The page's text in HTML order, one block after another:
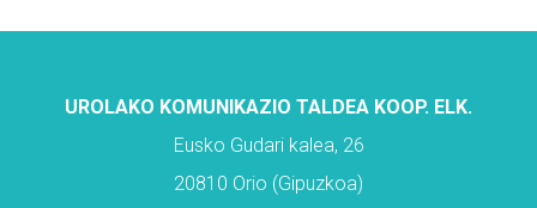
UROLAKO KOMUNIKAZIO TALDEA KOOP. ELK.
Eusko Gudari kalea, 26
20810 Orio (Gipuzkoa)